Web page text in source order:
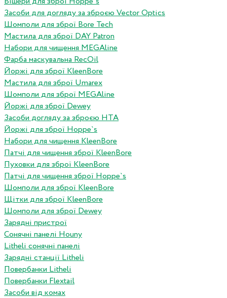
Засоби для догляду за зброєю Vector Optics
Шомполи для зброї Bore Tech
Мастила для зброї DAY Patron
Набори для чищення MEGAline
Фарба маскувальна RecOil
Йоржі для зброї KleenBore
Мастила для зброї Umarex
Шомполи для зброї MEGAline
Йоржі для зброї Dewey
Засоби догляду за зброєю HTA
Йоржі для зброї Hoppe`s
Набори для чищення KleenBore
Патчі для чищення зброї KleenBore
Пуховки для зброї KleenBore
Патчі для чищення зброї Hoppe`s
Шомполи для зброї KleenBore
Щітки для зброї KleenBore
Шомполи для зброї Dewey
Зарядні пристрої
Сонячні панелі Houny
Litheli сонячні панелі
Зарядні станції Litheli
Повербанки Litheli
Повербанки Flextail
Засоби від комах